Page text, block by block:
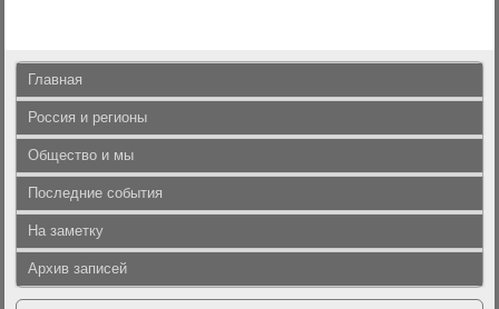
Главная
Россия и регионы
Общество и мы
Последние события
На заметку
Архив записей